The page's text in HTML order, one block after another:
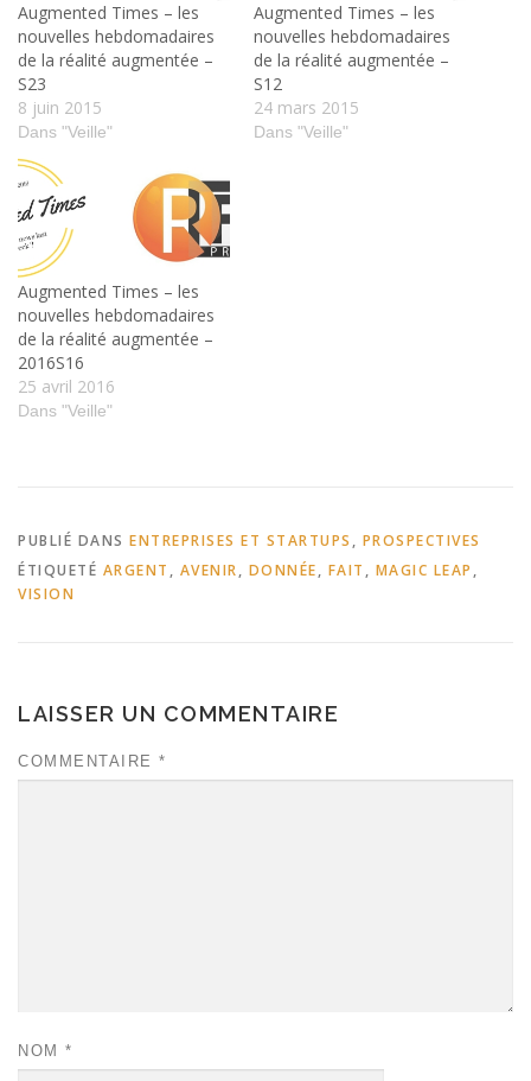
Augmented Times – les
nouvelles hebdomadaires
de la réalité augmentée –
S23
8 juin 2015
Dans "Veille"
Augmented Times – les
nouvelles hebdomadaires
de la réalité augmentée –
S12
24 mars 2015
Dans "Veille"
Augmented Times – les
nouvelles hebdomadaires
de la réalité augmentée –
2016S16
25 avril 2016
Dans "Veille"
PUBLIÉ DANS ENTREPRISES ET STARTUPS , PROSPECTIVES
ÉTIQUETÉ ARGENT , AVENIR, DONNÉE, FAIT , MAGIC LEAP ,
VISION
LAISSER UN COMMENTAIRE
COMMENTAIRE *
NOM *